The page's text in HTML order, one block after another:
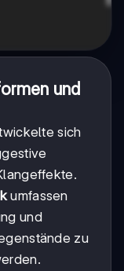
und
sich
umfassen
und
zu